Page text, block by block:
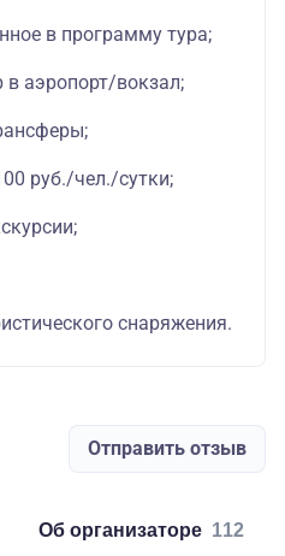
в программу тура;
аэропорт/вокзал;
руб./чел./сутки;
снаряжения.
Отправить отзыв
об организаторе 112